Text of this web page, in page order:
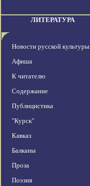
ЛИТЕРАТУРА
Новости русской культуры
Афиша
К читателю
Содержание
Публицистика
"Курск"
Кавказ
Балканы
Проза
Поэзия